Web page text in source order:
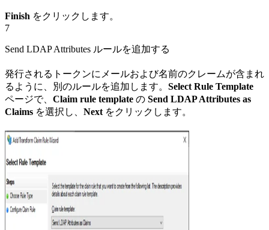
Finish をクリックします。
7
Send LDAP Attributes ルールを追加する
発行されるトークンにメールおよび名前のクレームが含まれ
るように、別のルールを追加します。 Select Rule Template
ページで、 Claim rule template の Send LDAP Attributes as
Claims を選択し、 Next をクリックします。